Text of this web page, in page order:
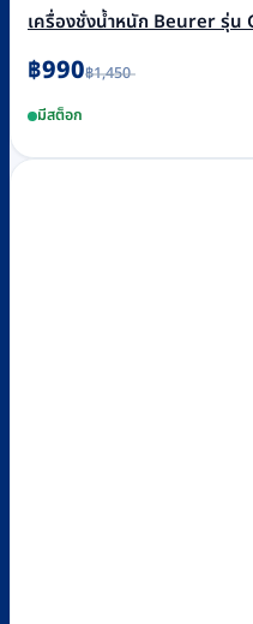
เครื่องชั่งน้ำหนัก Beurer รุ่น
฿1,450
Original
price
was:
฿1,450.
฿990
Current
price
is:
฿990.
มีสต็อก